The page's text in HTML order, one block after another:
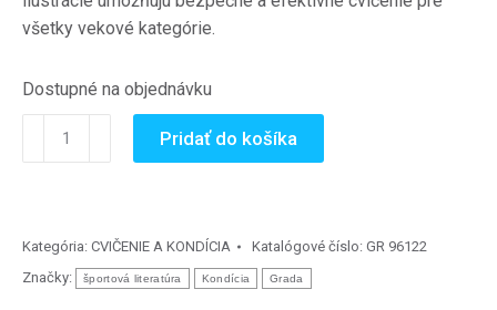
všetky vekové kategórie.
Dostupné na objednávku
pohyblivosti
Pridať do košíka
Kategória: CVIČENIE A KONDÍCIA Katalógové číslo: GR 96122
Značky:
športová literatúra Kondícia Grada